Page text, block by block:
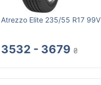
Atrezzo Elite 235/55 R17 99V
3532 - 3679 ₴